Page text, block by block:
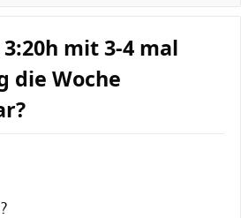
3:20h mit 3-4 mal
die Woche